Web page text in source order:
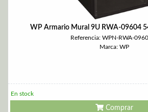
WP Armario Mural 9U RWA-09604
Referencia: WPN-RWA-
Marca: WP
En stock
Comprar